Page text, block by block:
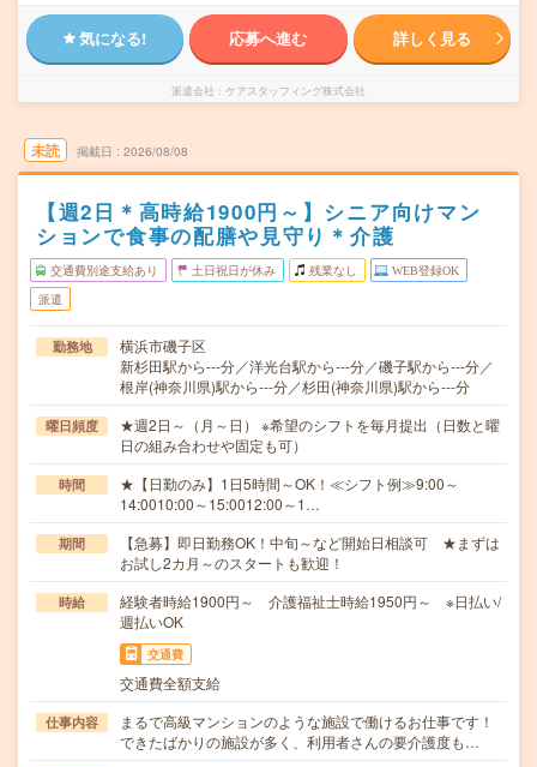
気になる! 応募へ進む 詳しく見る
派遣会社 ケアスタッフィング株式会社
未読 掲載日 2026/08/08
【週2日＊高時給1900円～】シニア向けマン
ションで食事の配膳や見守り＊介護
交通費別途支給あり 土日祝日が休み 残業なし WEB登録OK
派遣
勤務地
横浜市磯子区
新杉田駅から---分／洋光台駅から---分／磯子駅から---分／
根岸(神奈川県)駅から---分／杉田(神奈川県)駅から---分
曜日頻度
★週2日～（月～日） ※希望のシフトを毎月提出（日数と曜
日の組み合わせや固定も可）
時間
★【日勤のみ】1日5時間～OK！≪シフト例≫9:00～
14:0010:00～15:0012:00～1…
期間
【急募】即日勤務OK！中旬～など開始日相談可 ★まずは
お試し2カ月～のスタートも歓迎！
時給
経験者時給1900円～ 介護福祉士時給1950円～ ※日払い/
週払いOK
交通費
交通費全額支給
仕事内容
まるで高級マンションのような施設で働けるお仕事です！
できたばかりの施設が多く、利用者さんの要介護度も…